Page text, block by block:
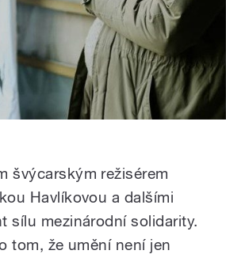
švýcarským režisérem
Havlíkovou a dalšími
sílu mezinárodní solidarity.
tom, že umění není jen